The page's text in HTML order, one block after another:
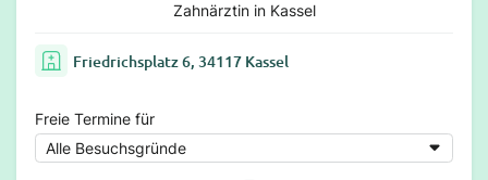
Zahnärztin in Kassel
Friedrichsplatz 6, 34117 Kassel
Freie Termine für